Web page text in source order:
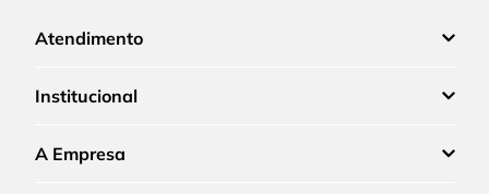
Atendimento
Institucional
A Empresa